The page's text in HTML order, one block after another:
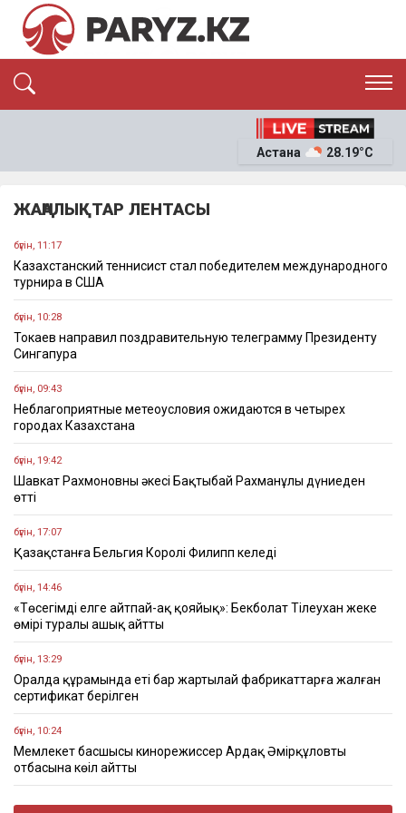
ЭКОНОМИКА
ОҚИҒА
Астана 28.19°C
ЖАҢАЛЫҚТАР ЛЕНТАСЫ
бүгін, 11:17
Казахстанский теннисист стал победителем международного
турнира в США
бүгін, 10:28
Токаев направил поздравительную телеграмму Президенту
Сингапура
бүгін, 09:43
Неблагоприятные метеоусловия ожидаются в четырех
городах Казахстана
бүгін, 19:42
Шавкат Рахмоновның әкесі Бақтыбай Рахманұлы дүниеден
өтті
бүгін, 17:07
Қазақстанға Бельгия Королі Филипп келеді
бүгін, 14:46
«Төсегімді елге айтпай-ақ қояйық»: Бекболат Тілеухан жеке
өмірі туралы ашық айтты
бүгін, 13:29
Оралда құрамында еті бар жартылай фабрикаттарға жалған
сертификат берілген
бүгін, 10:24
Мемлекет басшысы кинорежиссер Ардақ Әмірқұловтың
отбасына көңіл айтты
бүгін, 09:44